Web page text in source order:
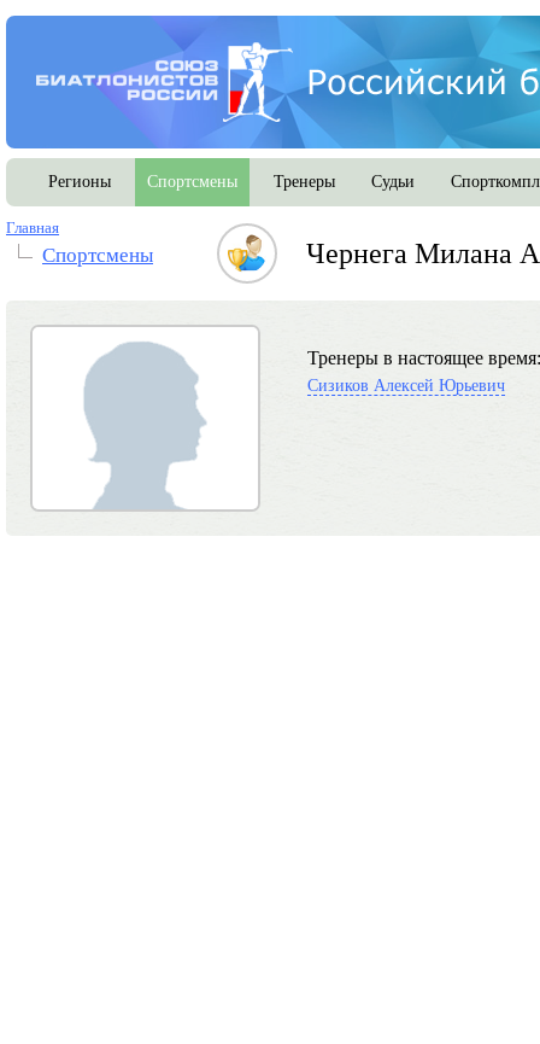
Регионы Спортсмены Тренеры Судьи
Главная
Спортсмены Чернега Милана
Тренеры в настоящее время:
Сизиков Алексей Юрьевич